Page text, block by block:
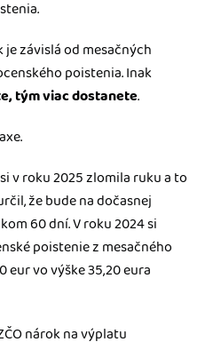
závislá od mesačných
poistenia. Inak
tým viac dostanete.
si v roku 2025 zlomila ruku a to
že bude na dočasnej
60 dní. V roku 2024 si
poistenie z mesačného
vo výške 35,20 eura
nárok na výplatu